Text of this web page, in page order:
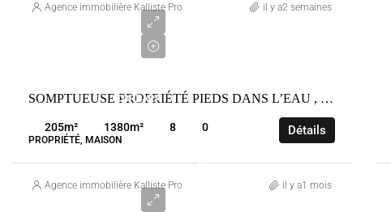
Agence immobilière Kalliste Properties il y a2 semaines
CORBARA
SOMPTUEUSE PROPRIÉTÉ PIEDS DANS L’EAU , MARINE DE DAVIA 20256 CORBAR
205m² 1380m² 8 0
PROPRIÉTÉ, MAISON
Détails
Agence immobilière Kalliste Properties il y a1 mois
2